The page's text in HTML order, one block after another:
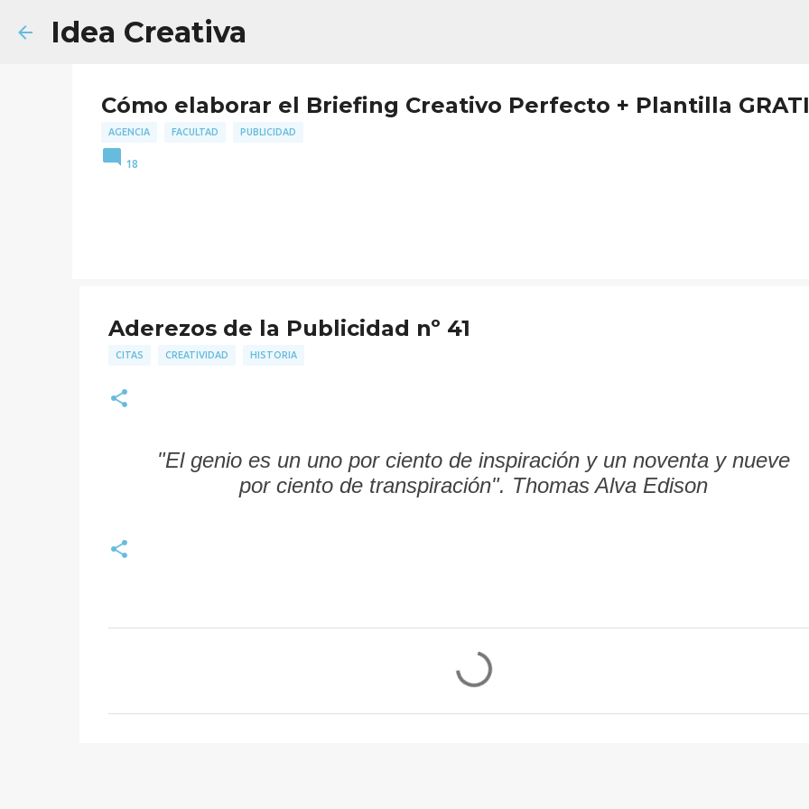
Idea Creativa
Cómo elaborar el Briefing Creativo Perfecto + Plantilla
AGENCIA FACULTAD PUBLICIDAD
18
Aderezos de la Publicidad nº 41
CITAS CREATIVIDAD HISTORIA
"El genio es un uno por ciento de inspiración y un noventa y nueve
por ciento de transpiración". Thomas Alva Edison